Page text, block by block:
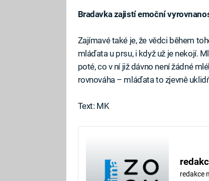
Bradavka zajistí emoční
Zajímavé také je, že vědci během
mláďata u prsu, i když už je nekojí.
poté, co v ní již dávno není žádné
rovnováha – mláďata to zjevně
Text: MK
redakce